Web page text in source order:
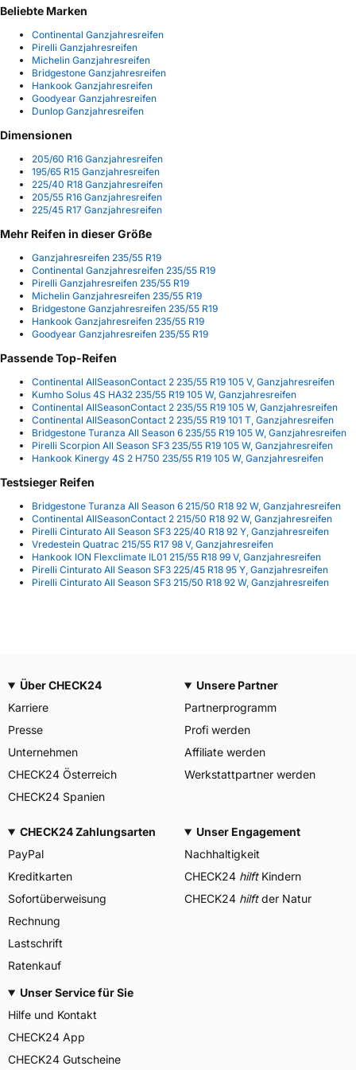
Beliebte Marken
Continental Ganzjahresreifen
Pirelli Ganzjahresreifen
Michelin Ganzjahresreifen
Bridgestone Ganzjahresreifen
Hankook Ganzjahresreifen
Goodyear Ganzjahresreifen
Dunlop Ganzjahresreifen
Dimensionen
205/60 R16 Ganzjahresreifen
195/65 R15 Ganzjahresreifen
225/40 R18 Ganzjahresreifen
205/55 R16 Ganzjahresreifen
225/45 R17 Ganzjahresreifen
Mehr Reifen in dieser Größe
Ganzjahresreifen 235/55 R19
Continental Ganzjahresreifen 235/55 R19
Pirelli Ganzjahresreifen 235/55 R19
Michelin Ganzjahresreifen 235/55 R19
Bridgestone Ganzjahresreifen 235/55 R19
Hankook Ganzjahresreifen 235/55 R19
Goodyear Ganzjahresreifen 235/55 R19
Passende Top-Reifen
Continental AllSeasonContact 2 235/55 R19 105 V, Ganzjahresreifen
Kumho Solus 4S HA32 235/55 R19 105 W, Ganzjahresreifen
Continental AllSeasonContact 2 235/55 R19 105 W, Ganzjahresreifen
Continental AllSeasonContact 2 235/55 R19 101 T, Ganzjahresreifen
Bridgestone Turanza All Season 6 235/55 R19 105 W, Ganzjahresreifen
Pirelli Scorpion All Season SF3 235/55 R19 105 W, Ganzjahresreifen
Hankook Kinergy 4S 2 H750 235/55 R19 105 W, Ganzjahresreifen
Testsieger Reifen
Bridgestone Turanza All Season 6 215/50 R18 92 W, Ganzjahresreifen
Continental AllSeasonContact 2 215/50 R18 92 W, Ganzjahresreifen
Pirelli Cinturato All Season SF3 225/40 R18 92 Y, Ganzjahresreifen
Vredestein Quatrac 215/55 R17 98 V, Ganzjahresreifen
Hankook ION Flexclimate IL01 215/55 R18 99 V, Ganzjahresreifen
Pirelli Cinturato All Season SF3 225/45 R18 95 Y, Ganzjahresreifen
Pirelli Cinturato All Season SF3 215/50 R18 92 W, Ganzjahresreifen
Über CHECK24
Karriere
Presse
Unternehmen
CHECK24 Österreich
CHECK24 Spanien
Unsere Partner
Partnerprogramm
Profi werden
Affiliate werden
Werkstattpartner werden
CHECK24 Zahlungsarten
PayPal
Kreditkarten
Sofortüberweisung
Rechnung
Lastschrift
Ratenkauf
Unser Engagement
Nachhaltigkeit
CHECK24 hilftKindern
CHECK24 hilftder Natur
Unser Service für Sie
Hilfe und Kontakt
CHECK24 App
CHECK24 Gutscheine